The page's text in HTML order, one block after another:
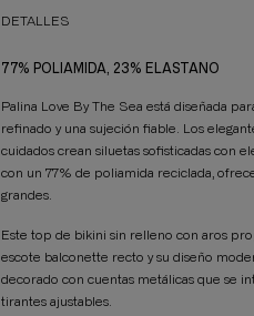
DETALLES
77% POLIAMIDA, 23% ELASTANO
Palina Love By The Sea está diseñada
refinado y una sujeción fiable. Los
cuidados crean siluetas sofisticadas con
con un 77% de poliamida reciclada,
grandes.
Este top de bikini sin relleno con aros
escote balconette recto y su diseño
decorado con cuentas metálicas que se
tirantes ajustables.